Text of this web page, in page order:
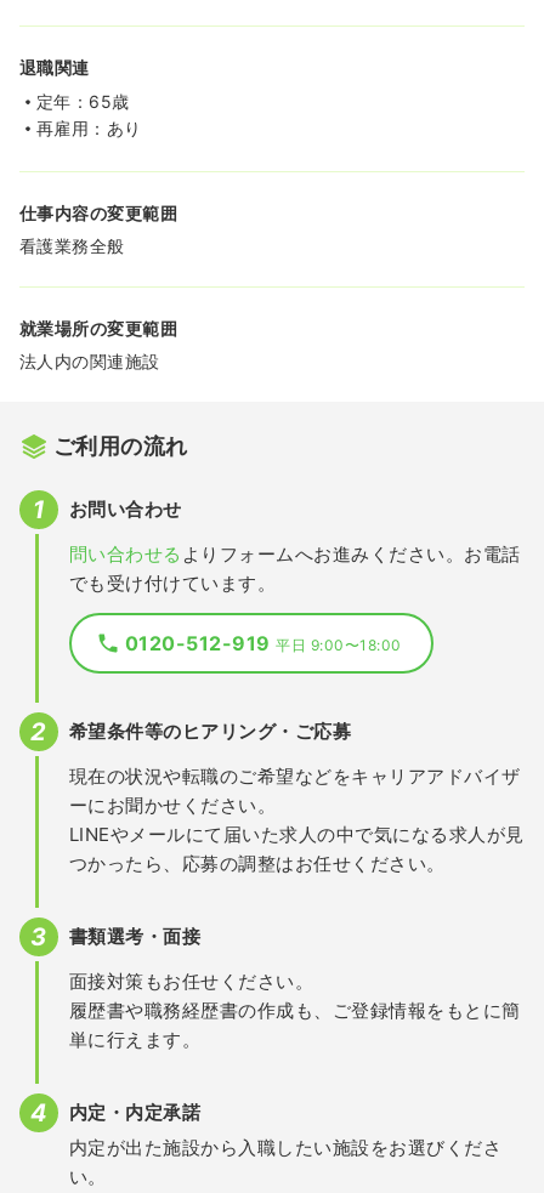
退職関連
定年：65歳
再雇用：あり
仕事内容の変更範囲
看護業務全般
就業場所の変更範囲
法人内の関連施設
ご利用の流れ
お問い合わせ
問い合わせる よりフォームへお進みください。お電話
でも受け付けています。
0120-512-919平日 9:00〜18:00
希望条件等のヒアリング・ご応募
現在の状況や転職のご希望などをキャリアアドバイザ
ーにお聞かせください。
LINEやメールにて届いた求人の中で気になる求人が見
つかったら、応募の調整はお任せください。
書類選考・面接
面接対策もお任せください。
履歴書や職務経歴書の作成も、ご登録情報をもとに簡
単に行えます。
内定・内定承諾
内定が出た施設から入職したい施設をお選びくださ
い。